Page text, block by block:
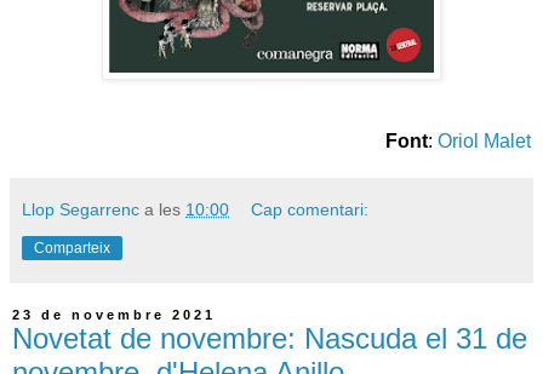
Font: Oriol Malet
Llop Segarrenc a les 10:00 Cap comentari:
Comparteix
23 de novembre 2021
Novetat de novembre: Nascuda el 31 de